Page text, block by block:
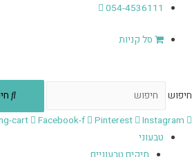
054-4536111
סל קניות
חיפוש
cart
Facebook-f Pinterest
Instagram
טבעוני